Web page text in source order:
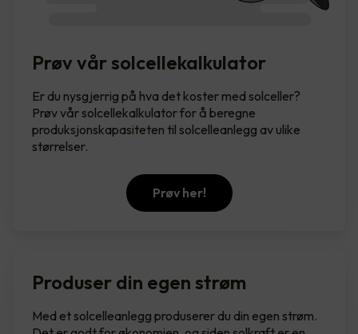
Prøv vår solcellekalkulator
Er du nysgjerrig på hva det koster med solceller?
Prøv vår solcellekalkulator for å beregne
produksjonskapasiteten til solcelleanlegg av ulike
størrelser.
Prøv her!
Produser din egen strøm
Med et solcelleanlegg produserer du din egen strøm.